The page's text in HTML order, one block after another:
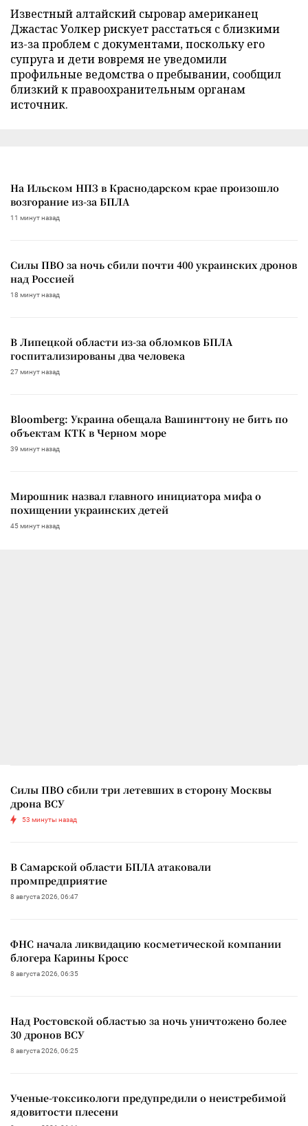
Известный алтайский сыровар американец
Джастас Уолкер рискует расстаться с близкими
из-за проблем с документами, поскольку его
супруга и дети вовремя не уведомили
профильные ведомства о пребывании, сообщил
близкий к правоохранительным органам
источник.
На Ильском НПЗ в Краснодарском крае произошло
возгорание из-за БПЛА
11 минут назад
Силы ПВО за ночь сбили почти 400 украинских дронов
над Россией
18 минут назад
В Липецкой области из-за обломков БПЛА
госпитализированы два человека
27 минут назад
Bloomberg: Украина обещала Вашингтону не бить по
объектам КТК в Черном море
39 минут назад
Мирошник назвал главного инициатора мифа о
похищении украинских детей
45 минут назад
Силы ПВО сбили три летевших в сторону Москвы
дрона ВСУ
53 минуты назад
В Самарской области БПЛА атаковали
промпредприятие
8 августа 2026, 06:47
ФНС начала ликвидацию косметической компании
блогера Карины Кросс
8 августа 2026, 06:35
Над Ростовской областью за ночь уничтожено более
30 дронов ВСУ
8 августа 2026, 06:25
Ученые-токсикологи предупредили о неистребимой
ядовитости плесени